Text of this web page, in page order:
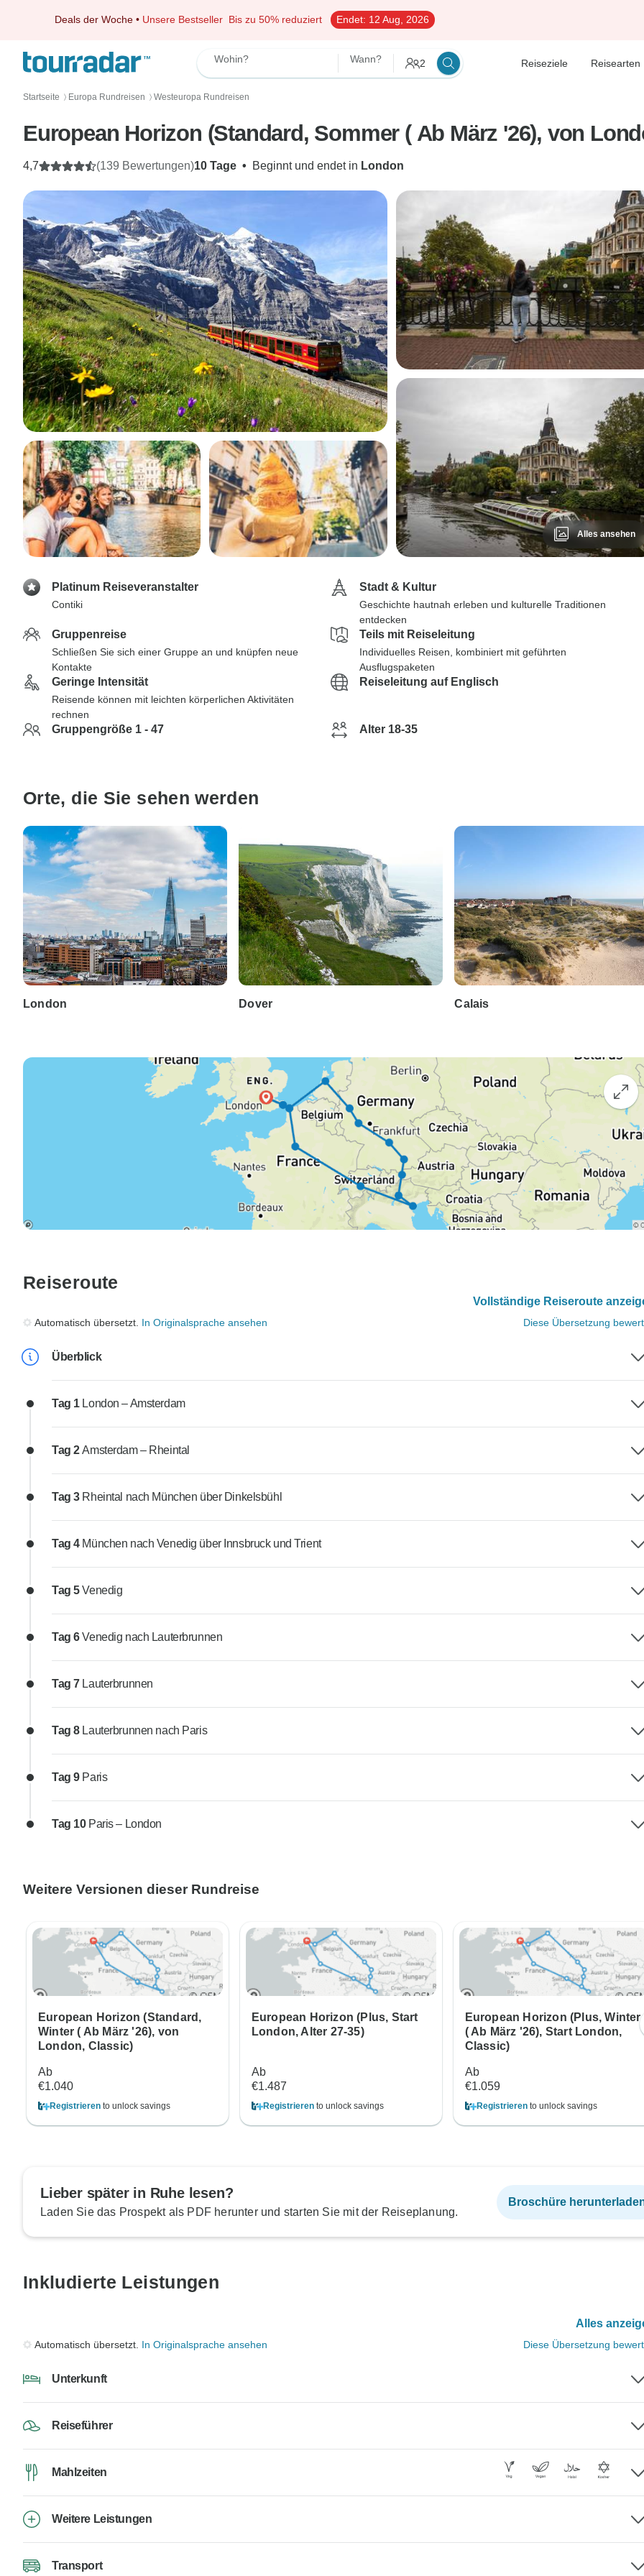
Deals der Woche • Unsere Bestseller Bis zu 50% reduziert Endet: 12 Aug, 2026
Wohin? Wann? 2 Reiseziele Reisearten
Startseite 〉 Europa Rundreisen 〉 Westeuropa Rundreisen
European Horizon (Standard, Sommer ( Ab März '26), von
10 Tage • Beginnt und endet in London
4,7 (139 Bewertungen)
Alles ansehen
Platinum Reiseveranstalter
Contiki
Stadt & Kultur
Geschichte hautnah erleben und kulturelle Traditionen
entdecken
Gruppenreise
Schließen Sie sich einer Gruppe an und knüpfen neue
Kontakte
Teils mit Reiseleitung
Individuelles Reisen, kombiniert mit geführten
Ausflugspaketen
Geringe Intensität
Reisende können mit leichten körperlichen Aktivitäten
rechnen
Reiseleitung auf Englisch
Gruppengröße 1 - 47 Alter 18-35
Orte, die Sie sehen werden
London Dover Calais
Reiseroute
Vollständige Reiseroute
Automatisch übersetzt. In Originalsprache ansehen Diese Übersetzung
Überblick
Tag 1 London – Amsterdam
Tag 2Amsterdam – Rheintal
Tag 3 Rheintal nach München über Dinkelsbühl
Tag 4 München nach Venedig über Innsbruck und Trient
Tag 5Venedig
Tag 6Venedig nach Lauterbrunnen
Tag 7 Lauterbrunnen
Tag 8 Lauterbrunnen nach Paris
Tag 9 Paris
Tag 10 Paris – London
Weitere Versionen dieser Rundreise
European Horizon (Standard,
Winter ( Ab März '26), von
London, Classic)
Ab
€1.040
Registrieren to unlock savings
European Horizon (Plus, Start
London, Alter 27-35)
Ab
€1.487
Registrierento unlock savings
European Horizon (Plus, Winter
( Ab März '26), Start London,
Classic)
Ab
€1.059
Registrierento unlock savings
Lieber später in Ruhe lesen?
Laden Sie das Prospekt als PDF herunter und starten Sie mit der Reiseplanung.
Broschüre
Inkludierte Leistungen
Alles
Automatisch übersetzt. In Originalsprache ansehen Diese Übersetzung
Unterkunft
Reiseführer
Mahlzeiten
Weitere Leistungen
Transport